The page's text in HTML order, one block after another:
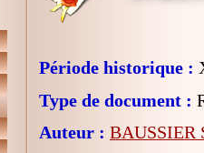
Période historique :
Type de document :
Auteur : BAUSSIER